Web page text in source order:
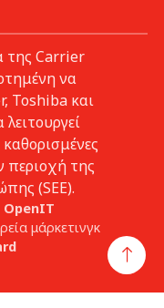
της Carrier
να
Toshiba και
περιοχή της
(SEE).
OpenIT
μάρκετινγκ